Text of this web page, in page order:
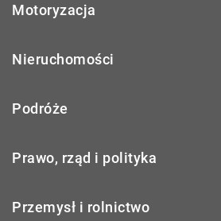
Motoryzacja
Nieruchomości
Podróże
Prawo, rząd i polityka
Przemysł i rolnictwo